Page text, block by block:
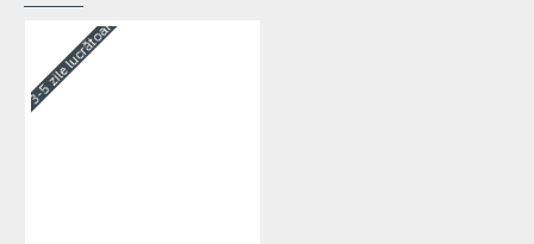
3-5 zile lucrătoare